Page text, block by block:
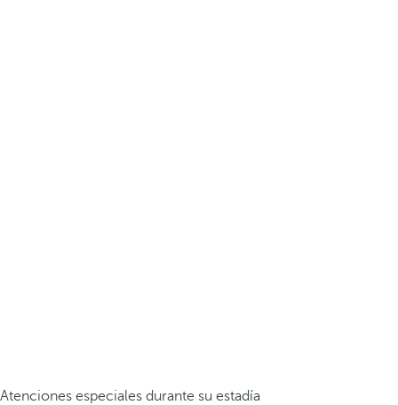
Atenciones especiales durante su estadía